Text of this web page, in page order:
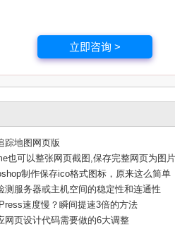
立即咨询 >